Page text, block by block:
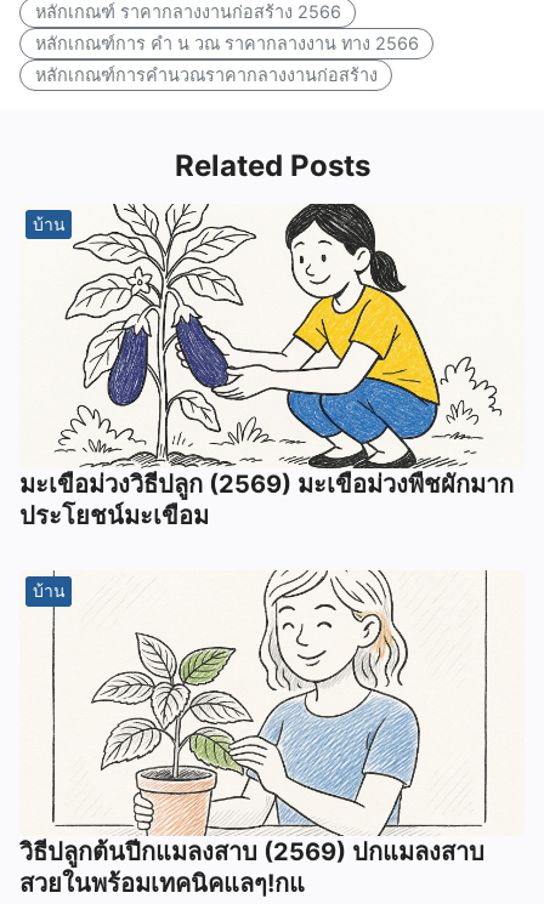
หลักเกณฑ์ ราคากลางงานก่อสร้าง 2566
หลักเกณฑ์การ คํา น วณ ราคากลางงาน ทาง 2566
หลักเกณฑ์การคำนวณราคากลางงานก่อสร้าง
Related Posts
บ้าน
มะเขือม่วงวิธีปลูก (2569) มะเขือม่วงพืชผักมาก
ประโยชน์มะเขือม
บ้าน
วิธีปลูกต้นปีกแมลงสาบ (2569) ปกแมลงสาบ
สวยในพร้อมเทคนิคแลๆ!กแ